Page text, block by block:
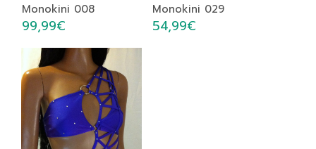
Monokini 008
99,99€
Monokini 029
54,99€